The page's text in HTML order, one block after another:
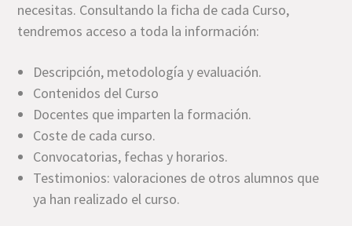
necesitas. Consultando la ficha de cada Curso,
tendremos acceso a toda la información:
Descripción, metodología y evaluación.
Contenidos del Curso
Docentes que imparten la formación.
Coste de cada curso.
Convocatorias, fechas y horarios.
Testimonios: valoraciones de otros alumnos que
ya han realizado el curso.